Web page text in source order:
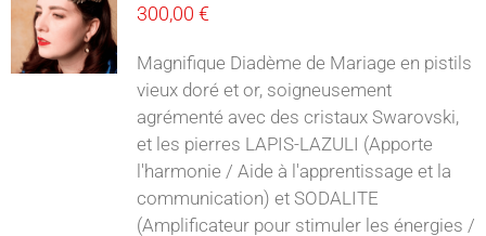
300,00 €
Magnifique Diadème de Mariage en pistils
vieux doré et or, soigneusement
agrémenté avec des cristaux Swarovski,
et les pierres LAPIS-LAZULI (Apporte
l'harmonie / Aide à l'apprentissage et la
communication) et SODALITE
(Amplificateur pour stimuler les énergies /